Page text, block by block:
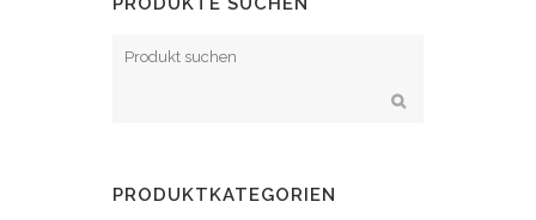
PRODUKTKATEGORIEN